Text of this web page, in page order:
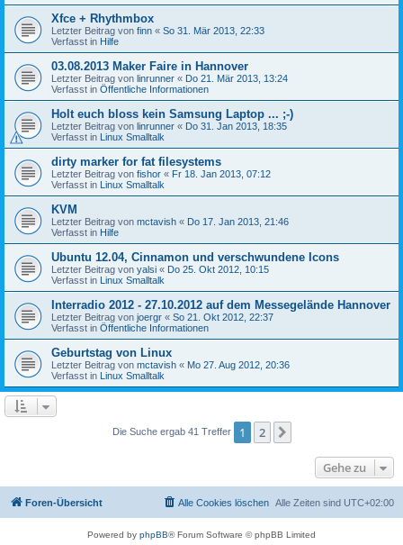
Xfce + Rhythmbox
Letzter Beitrag von finn « So 31. Mär 2013, 22:33
Verfasst in Hilfe
03.08.2013 Maker Faire in Hannover
Letzter Beitrag von linrunner « Do 21. Mär 2013, 13:24
Verfasst in Öffentliche Informationen
Holt euch bloss kein Samsung Laptop ... ;-)
Letzter Beitrag von linrunner « Do 31. Jan 2013, 18:35
Verfasst in Linux Smalltalk
dirty marker for fat filesystems
Letzter Beitrag von fishor « Fr 18. Jan 2013, 07:12
Verfasst in Linux Smalltalk
KVM
Letzter Beitrag von mctavish « Do 17. Jan 2013, 21:46
Verfasst in Hilfe
Ubuntu 12.04, Cinnamon und verschwundene Icons
Letzter Beitrag von yalsi « Do 25. Okt 2012, 10:15
Verfasst in Linux Smalltalk
Interradio 2012 - 27.10.2012 auf dem Messegelände Hannover
Letzter Beitrag von joergr « So 21. Okt 2012, 22:37
Verfasst in Öffentliche Informationen
Geburtstag von Linux
Letzter Beitrag von mctavish « Mo 27. Aug 2012, 20:36
Verfasst in Linux Smalltalk
Die Suche ergab 41 Treffer 1 2
Gehe zu
Foren-Übersicht Alle Zeiten sind UTC+02:00
Alle Cookies löschen
Powered by phpBB® Forum Software © phpBB Limited